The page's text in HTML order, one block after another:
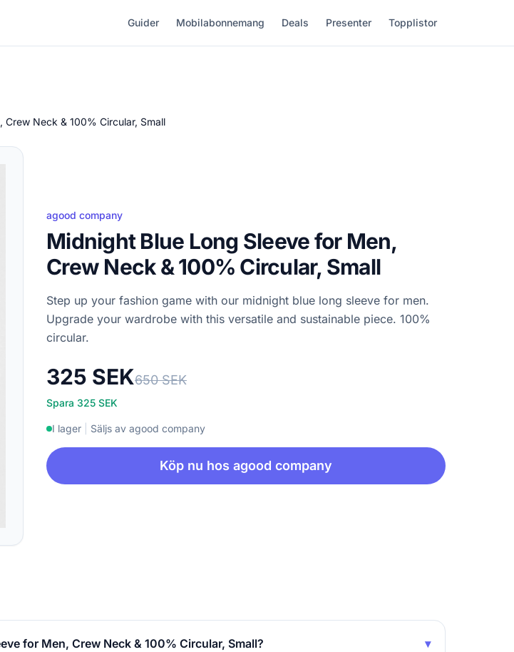
Guider Mobilabonnemang Deals Presenter Topplistor
Neck & 100% Circular, Small
agood company
Midnight Blue Long Sleeve for Men,
Crew Neck & 100% Circular, Small
Step up your fashion game with our midnight blue long sleeve for men.
Upgrade your wardrobe with this versatile and sustainable piece. 100%
circular.
325 SEK650 SEK
Spara 325 SEK
I lager Säljs av agood company
Köp nu hos agood company
for Men, Crew Neck & 100% Circular, Small? ▾